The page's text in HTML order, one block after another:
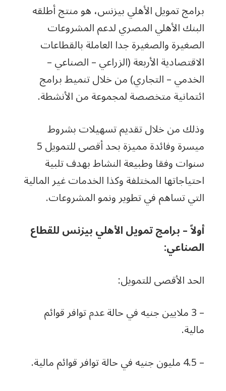
برامج تمويل الأهلي بيزنس، هو منتج أطلقه
البنك الأهلي المصري لدعم المشروعات
الصغيرة والصغيرة جدا العاملة بالقطاعات
الاقتصادية الأربعة (الزراعي – الصناعي –
الخدمي – التجاري) من خلال تنميط برامج
ائتمانية متخصصة لمجموعة من الأنشطة.
وذلك من خلال تقديم تسهيلات بشروط
ميسرة وفائدة مميزة بحد أقصى للتمويل 5
سنوات وفقا وطبيعة النشاط بهدف تلبية
احتياجاتها المختلفة وكذا الخدمات غير المالية
التي تساهم في تطوير ونمو المشروعات.
أولاً – برامج تمويل الأهلي بيزنس للقطاع
الصناعي:
الحد الأقصى للتمويل:
– 3 ملايين جنيه في حالة عدم توافر قوائم
مالية.
– 4.5 مليون جنيه في حالة توافر قوائم مالية.